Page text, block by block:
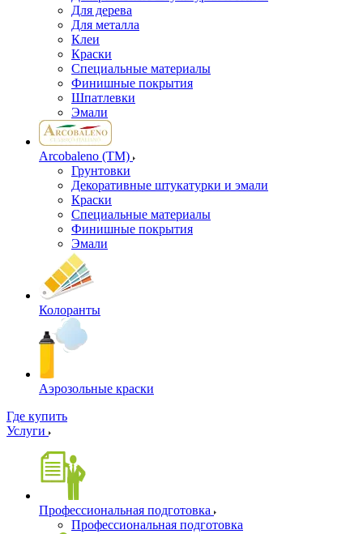
Для дерева
Для металла
Клеи
Краски
Специальные материалы
Финишные покрытия
Шпатлевки
Эмали
Arcobaleno (ТМ)
Грунтовки
Декоративные штукатурки и эмали
Краски
Специальные материалы
Финишные покрытия
Эмали
Колоранты
Аэрозольные краски
Где купить
Услуги
Профессиональная подготовка
Профессиональная подготовка